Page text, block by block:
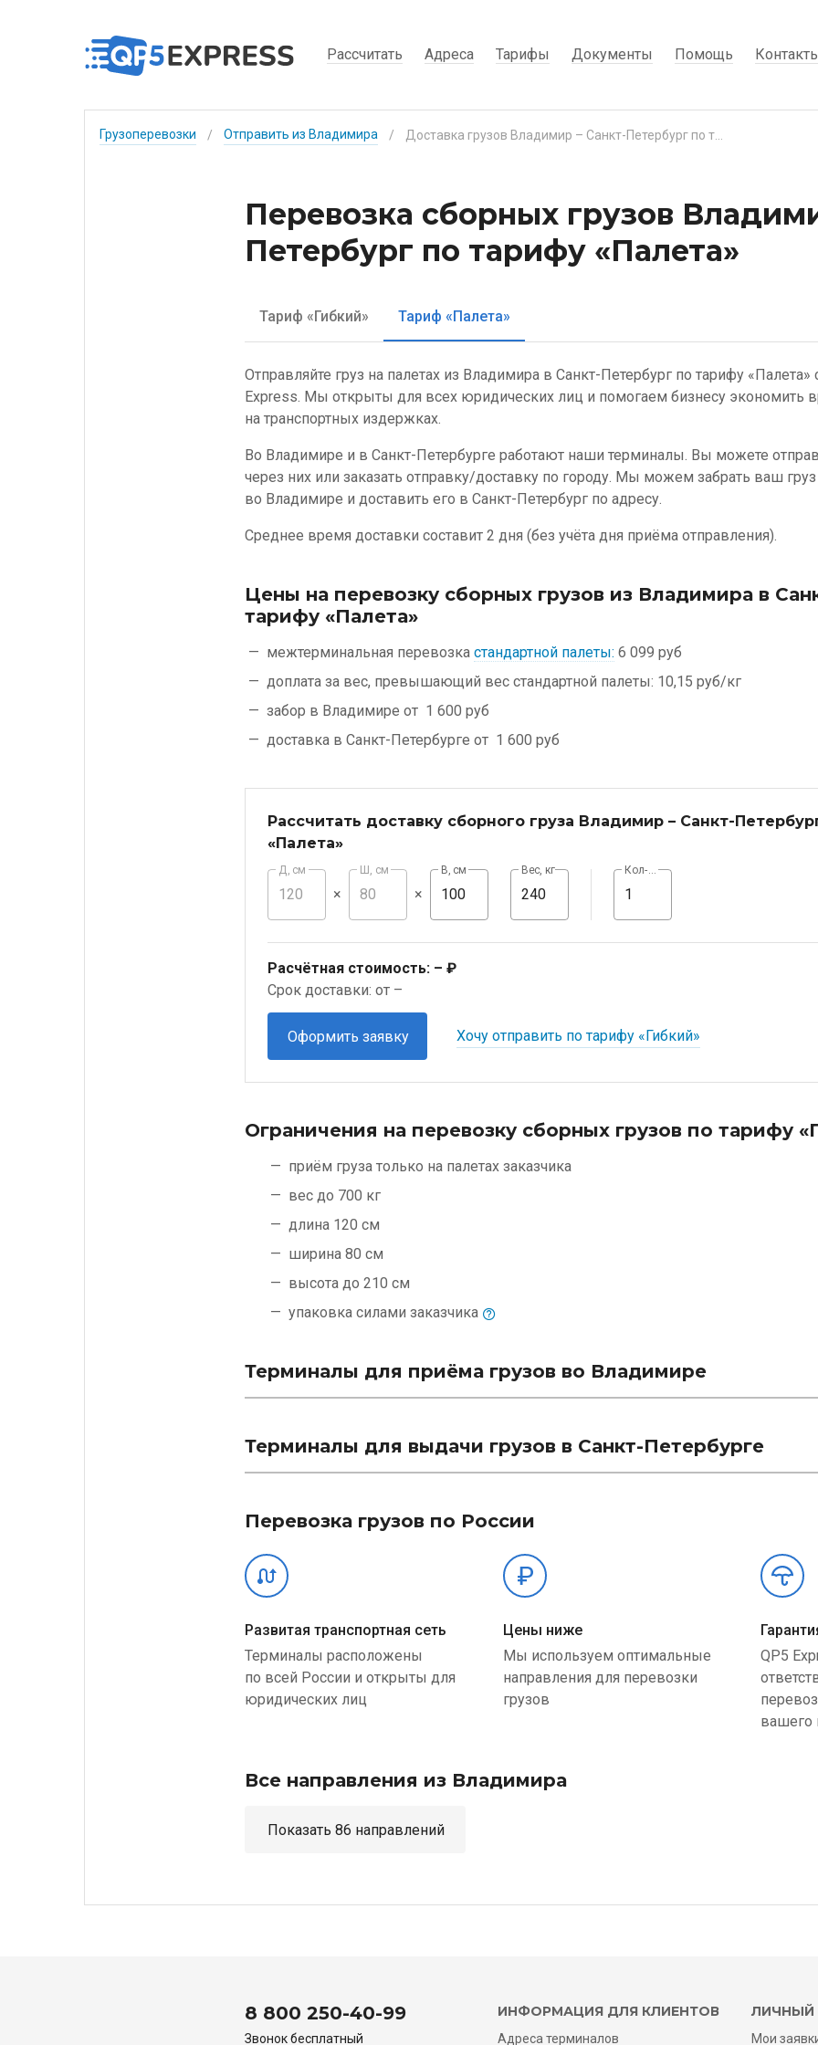
Рассчитать Адреса Тарифы Документы Помощь
Грузоперевозки / Отправить из Владимира / Доставка грузов Владимир – Санкт-Петербург по тарифу «Палета»
Перевозка сборных грузов
Петербург по тарифу «Палета»
Тариф «Гибкий» Тариф «Палета»
Отправляйте груз на палетах из Владимира в Санкт-Петербург по тарифу
Express. Мы открыты для всех юридических лиц и помогаем бизнесу экономить
на транспортных издержках.
Во Владимире и в Санкт-Петербурге работают наши терминалы. Вы можете
через них или заказать отправку/доставку по городу. Мы можем забрать ваш
во Владимире и доставить его в Санкт-Петербург по адресу.
Среднее время доставки составит 2 дня (без учёта дня приёма отправления).
Цены на перевозку сборных грузов из Владимира в
тарифу «Палета»
межтерминальная перевозка стандартной палеты: 6 099 руб
доплата за вес, превышающий вес стандартной палеты: 10,15 руб/кг
забор в Владимире от 1 600 руб
доставка в Санкт-Петербурге от 1 600 руб
Рассчитать доставку сборного груза Владимир – Санкт-
«Палета»
Д, см
×
Ш, см
×
В, см Вес, кг Кол-во, шт
Расчётная стоимость: – ₽
Срок доставки: от –
Оформить заявку Хочу отправить по тарифу «Гибкий»
Ограничения на перевозку сборных грузов по тарифу
приём груза только на палетах заказчика
вес до 700 кг
длина 120 см
ширина 80 см
высота до 210 см
упаковка силами заказчика
Терминалы для приёма грузов во Владимире
Терминалы для выдачи грузов в Санкт-Петербурге
Перевозка грузов по России
Развитая транспортная сеть
Терминалы расположены
по всей России и открыты для
юридических лиц
Цены ниже
Мы используем оптимальные
направления для перевозки
грузов
QP5
вашего
Все направления из Владимира
Показать 86 направлений
8 800 250-40-99
Звонок бесплатный
ИНФОРМАЦИЯ ДЛЯ КЛИЕНТОВ
Адреса терминалов
ЛИЧНЫЙ
Мои